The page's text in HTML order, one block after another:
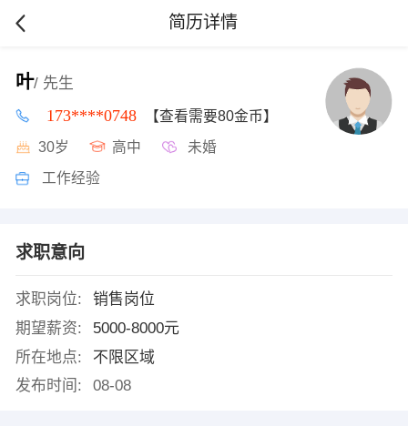
简历详情
叶/ 先生
173****0748 【查看需要80金币】
30岁 高中 未婚
工作经验
求职意向
求职岗位:
销售岗位
期望薪资:
5000-8000元
所在地点:
不限区域
发布时间:
08-08